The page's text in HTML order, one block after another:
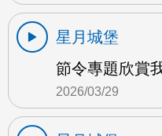
星月城堡
節令專題欣賞
2026/03/29